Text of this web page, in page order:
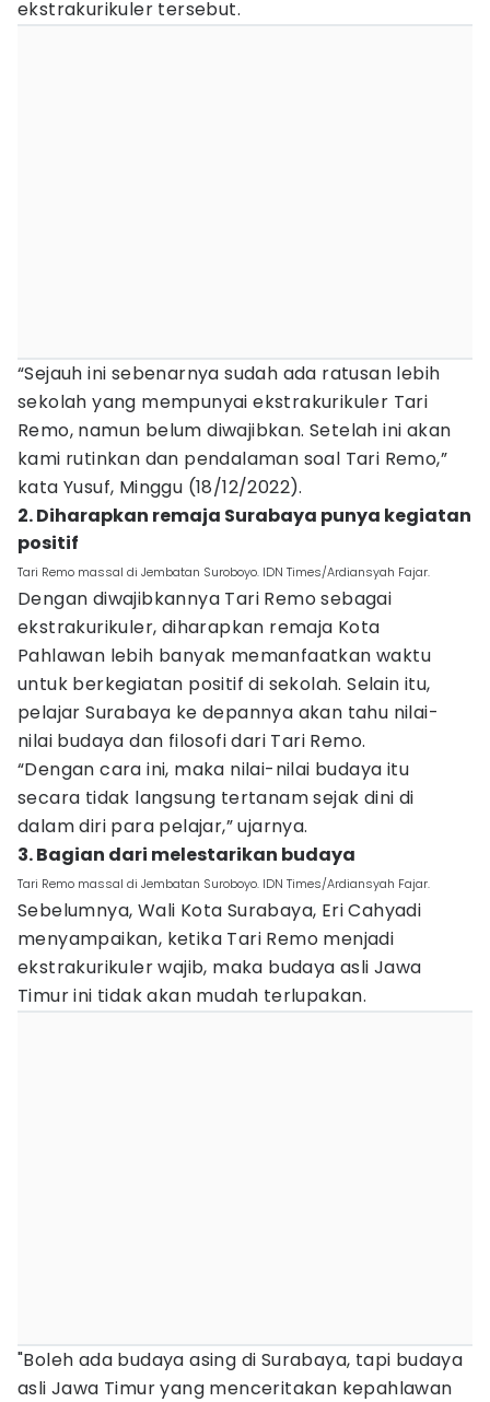
ekstrakurikuler tersebut.
“Sejauh ini sebenarnya sudah ada ratusan lebih
sekolah yang mempunyai ekstrakurikuler Tari
Remo, namun belum diwajibkan. Setelah ini akan
kami rutinkan dan pendalaman soal Tari Remo,”
kata Yusuf, Minggu (18/12/2022).
2. Diharapkan remaja Surabaya punya kegiatan
positif
Tari Remo massal di Jembatan Suroboyo. IDN Times/Ardiansyah Fajar.
Dengan diwajibkannya Tari Remo sebagai
ekstrakurikuler, diharapkan remaja Kota
Pahlawan lebih banyak memanfaatkan waktu
untuk berkegiatan positif di sekolah. Selain itu,
pelajar Surabaya ke depannya akan tahu nilai-
nilai budaya dan filosofi dari Tari Remo.
“Dengan cara ini, maka nilai-nilai budaya itu
secara tidak langsung tertanam sejak dini di
dalam diri para pelajar,” ujarnya.
3. Bagian dari melestarikan budaya
Tari Remo massal di Jembatan Suroboyo. IDN Times/Ardiansyah Fajar.
Sebelumnya, Wali Kota Surabaya, Eri Cahyadi
menyampaikan, ketika Tari Remo menjadi
ekstrakurikuler wajib, maka budaya asli Jawa
Timur ini tidak akan mudah terlupakan.
"Boleh ada budaya asing di Surabaya, tapi budaya
asli Jawa Timur yang menceritakan kepahlawan